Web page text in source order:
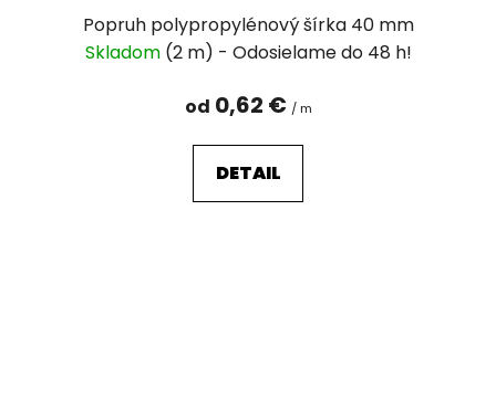
Popruh polypropylénový šírka 40 mm
Skladom (2 m)
od 0,62 € / m
DETAIL